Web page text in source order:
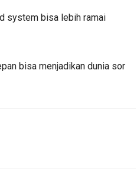
system bisa lebih ramai
bisa menjadikan dunia sor